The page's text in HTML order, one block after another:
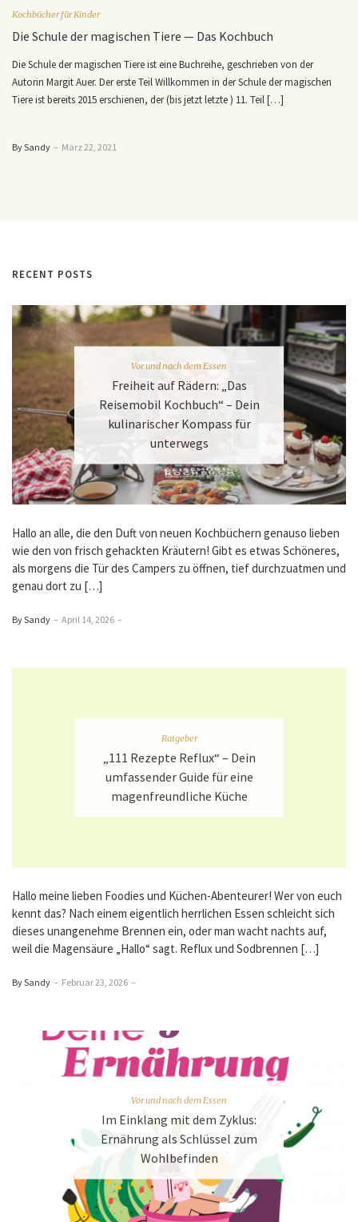
Kochbücher für Kinder
Die Schule der magischen Tiere — Das Kochbuch
Die Schule der magischen Tiere ist eine Buchreihe, geschrieben von der
Autorin Margit Auer. Der erste Teil Willkommen in der Schule der magischen
Tiere ist bereits 2015 erschienen, der (bis jetzt letzte ) 11. Teil […]
By Sandy – März 22, 2021
RECENT POSTS
Vor und nach dem Essen
Freiheit auf Rädern: „Das
Reisemobil Kochbuch“ – Dein
kulinarischer Kompass für
unterwegs
Hallo an alle, die den Duft von neuen Kochbüchern genauso lieben
wie den von frisch gehackten Kräutern! Gibt es etwas Schöneres,
als morgens die Tür des Campers zu öffnen, tief durchzuatmen und
genau dort zu […]
By Sandy – April 14, 2026 –
Ratgeber
„111 Rezepte Reflux“ – Dein
umfassender Guide für eine
magenfreundliche Küche
Hallo meine lieben Foodies und Küchen-Abenteurer! Wer von euch
kennt das? Nach einem eigentlich herrlichen Essen schleicht sich
dieses unangenehme Brennen ein, oder man wacht nachts auf,
weil die Magensäure „Hallo“ sagt. Reflux und Sodbrennen […]
By Sandy – Februar 23, 2026 –
Vor und nach dem Essen
Im Einklang mit dem Zyklus:
Ernährung als Schlüssel zum
Wohlbefinden